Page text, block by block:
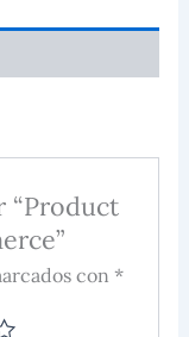
“Product
con *